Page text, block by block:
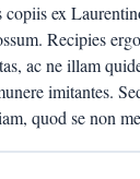
copiis ex
Recipies
ac ne illam
imitantes.
quod se non